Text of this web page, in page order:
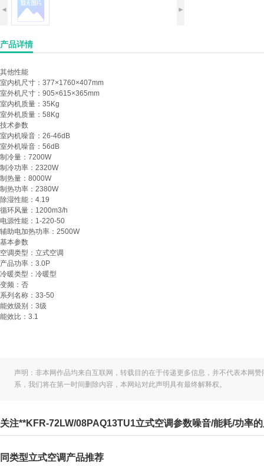
►
◄
产品详情
其他性能
室内机尺寸： 377×1760×407mm
室外机尺寸： 905×615×365mm
室内机质量： 35Kg
室外机质量： 58Kg
技术参数
室内机噪音： 26-46dB
室外机噪音： 56dB
制冷量： 7200W
制冷功率： 2320W
制热量： 8000W
制热功率： 2380W
除湿性能： 4.19
循环风量： 1200m3/h
电源性能： 1-220-50
辅助电加热功率： 2500W
基本参数
空调类型： 立式空调
产品功率： 3.0P
冷暖类型： 冷暖型
变频： 否
系列名称： 33-50
能效级别： 3级
能效比： 3.1
声明：非本网作品均来自互联网，转载目的在于传递更多信息，并不代表本网
系，我们将在第一时间删除内容，本网站对此声明具有最终解释权。
关注**KFR-72LW/08PAQ13TU1立式空调参数噪音/能耗/功率
同类型立式空调产品推荐